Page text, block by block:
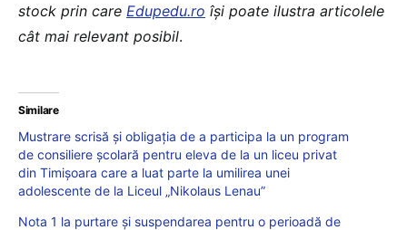
stock prin care Edupedu.ro îşi poate ilustra articolele
cât mai relevant posibil.
Similare
Mustrare scrisă și obligația de a participa la un program
de consiliere școlară pentru eleva de la un liceu privat
din Timișoara care a luat parte la umilirea unei
adolescente de la Liceul „Nikolaus Lenau”
Nota 1 la purtare și suspendarea pentru o perioadă de